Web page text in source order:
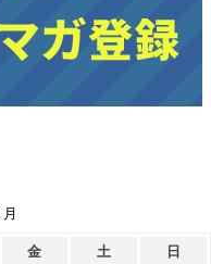
金 土 日